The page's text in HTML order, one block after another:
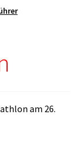
am 26.